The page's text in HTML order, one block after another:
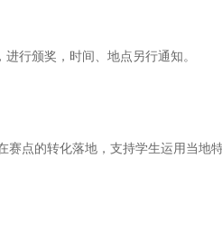
行颁奖，时间、地点另行通知。
点的转化落地，支持学生运用当地